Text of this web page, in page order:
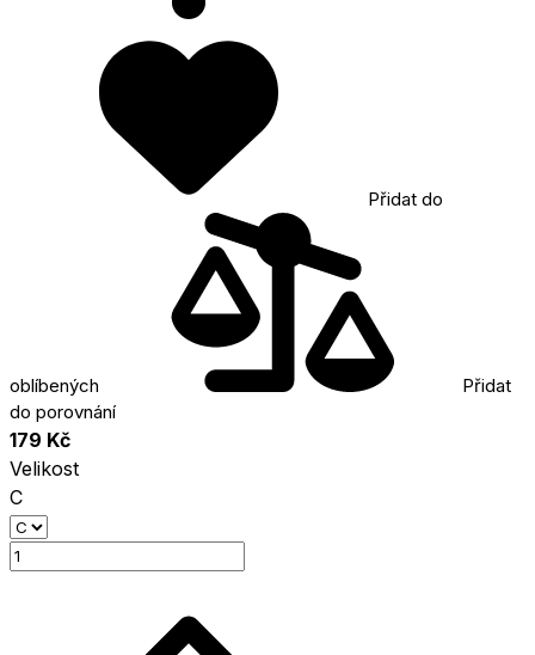
Přidat do
oblíbených
Přidat
do porovnání
179 Kč
Velikost
C